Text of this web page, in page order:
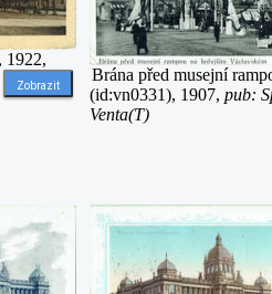
1922,
Zobrazit
Brána před musejní
(id:vn0331), 1907, pub:
Venta(T)